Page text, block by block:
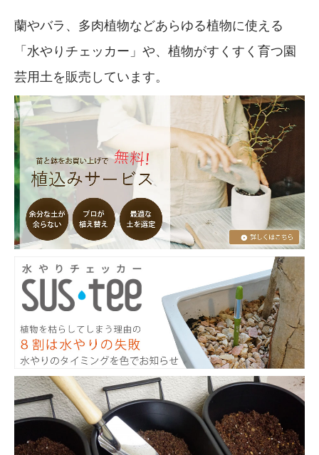
蘭やバラ、多肉植物などあらゆる植物に使える
「水やりチェッカー」や、植物がすくすく育つ園
芸用土を販売しています。